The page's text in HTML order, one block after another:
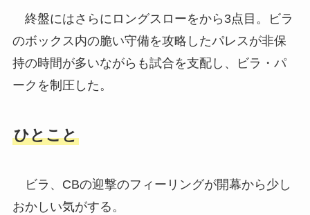
終盤にはさらにロングスローをから3点目。ビラ
のボックス内の脆い守備を攻略したパレスが非保
持の時間が多いながらも試合を支配し、ビラ・パ
ークを制圧した。
ひとこと
ビラ、CBの迎撃のフィーリングが開幕から少し
おかしい気がする。